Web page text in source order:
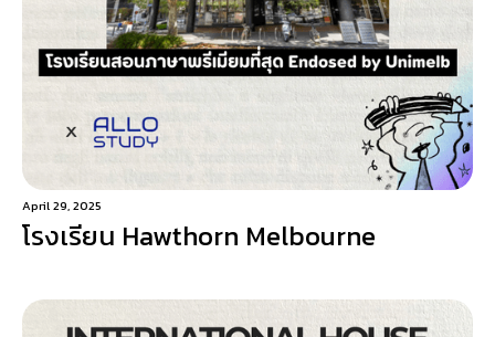
April 29, 2025
โรงเรียน Hawthorn Melbourne